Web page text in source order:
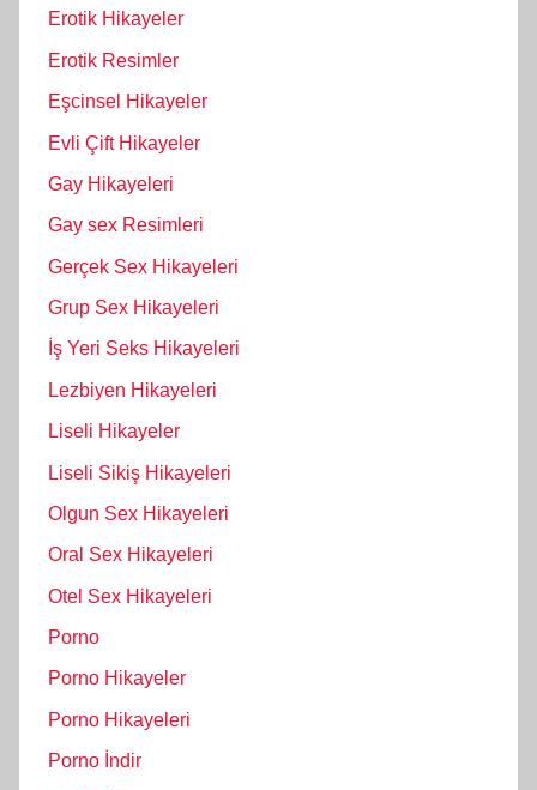
Erotik Hikayeler
Erotik Resimler
Eşcinsel Hikayeler
Evli Çift Hikayeler
Gay Hikayeleri
Gay sex Resimleri
Gerçek Sex Hikayeleri
Grup Sex Hikayeleri
İş Yeri Seks Hikayeleri
Lezbiyen Hikayeleri
Liseli Hikayeler
Liseli Sikiş Hikayeleri
Olgun Sex Hikayeleri
Oral Sex Hikayeleri
Otel Sex Hikayeleri
Porno
Porno Hikayeler
Porno Hikayeleri
Porno İndir